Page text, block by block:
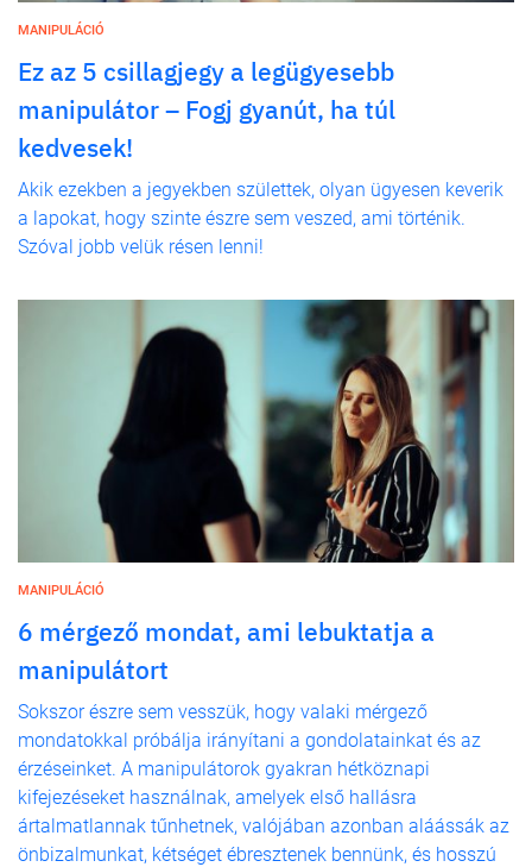
MANIPULÁCIÓ
Ez az 5 csillagjegy a legügyesebb
manipulátor – Fogj gyanút, ha túl
kedvesek!
Akik ezekben a jegyekben születtek, olyan ügyesen keverik
a lapokat, hogy szinte észre sem veszed, ami történik.
Szóval jobb velük résen lenni!
MANIPULÁCIÓ
6 mérgező mondat, ami lebuktatja a
manipulátort
Sokszor észre sem vesszük, hogy valaki mérgező
mondatokkal próbálja irányítani a gondolatainkat és az
érzéseinket. A manipulátorok gyakran hétköznapi
kifejezéseket használnak, amelyek első hallásra
ártalmatlannak tűnhetnek, valójában azonban aláássák az
önbizalmunkat, kétséget ébresztenek bennünk, és hosszú